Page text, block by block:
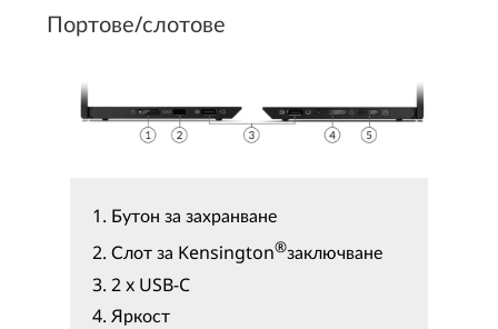
Портове/слотове
1. Бутон за захранване
2. Слот за Kensington®заключване
3. 2 x USB-C
4. Яркост